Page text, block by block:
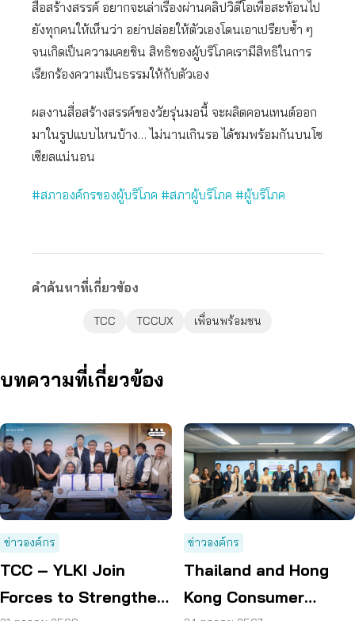
สื่อสร้างสรรค์ อยากจะเล่าเรื่องผ่านคลิปวิดีโอเพื่อสะท้อนไป
ยังทุกคนให้เห็นว่า อย่าปล่อยให้ตัวเองโดนเอาเปรียบซ้ำ ๆ
จนเกิดเป็นความเคยชิน สิทธิของผู้บริโภคเรามีสิทธิในการ
เรียกร้องความเป็นธรรมให้กับตัวเอง
ผลงานสื่อสร้างสรรค์ของวัยรุ่นมอนี้ จะผลิตคอนเทนต์ออก
มาในรูปแบบไหนบ้าง… ไม่นานเกินรอ ได้ชมพร้อมกันบนโซ
เซียลแน่นอน
#สภาองค์กรของผู้บริโภค #สภาผู้บริโภค #ผู้บริโภค
คำค้นหาที่เกี่ยวข้อง
TCC TCCUX เพื่อนพร้อมชน
บทความที่เกี่ยวข้อง
ข่าวองค์กร
TCC – YLKI Join
Forces to Strengthen
ข่าวองค์กร
Thailand and Hong
Kong Consumer